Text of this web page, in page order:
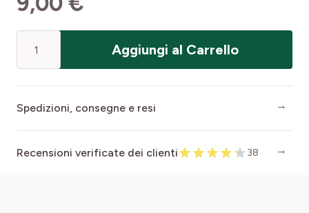
Aggiungi al Carrello
Spedizioni, consegne e resi
Recensioni verificate dei clienti 38